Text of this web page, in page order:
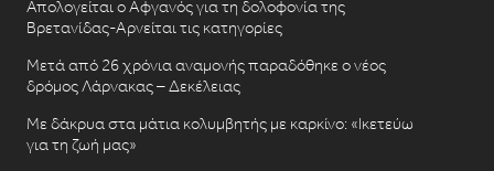
Απολογείται ο Αφγανός για τη δολοφονία της
Βρετανίδας-Αρνείται τις κατηγορίες
Μετά από 26 χρόνια αναμονής παραδόθηκε ο νέος
δρόμος Λάρνακας – Δεκέλειας
Με δάκρυα στα μάτια κολυμβητής με καρκίνο: «Ικετεύω
για τη ζωή μας»